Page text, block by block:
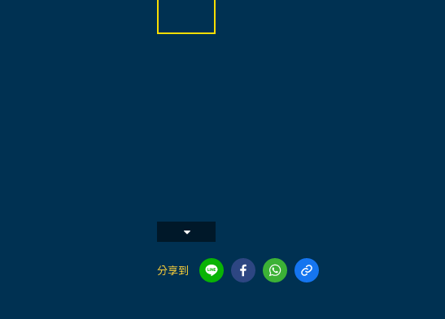
分享到